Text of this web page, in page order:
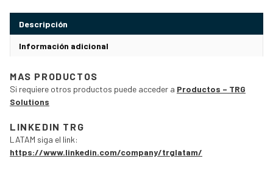
Descripción
Información adicional
MAS PRODUCTOS
Si requiere otros productos puede acceder a Productos – TRG
Solutions
LINKEDIN TRG
LATAM siga el link:
https://www.linkedin.com/company/trglatam/